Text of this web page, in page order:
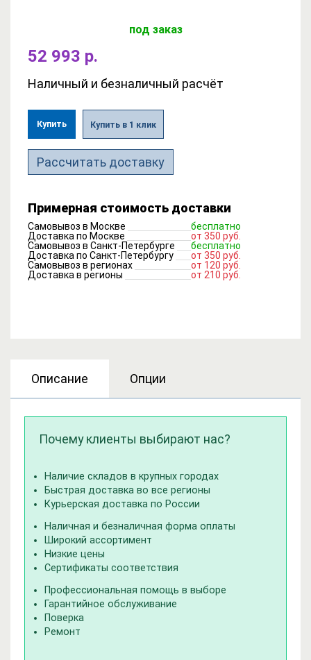
под заказ
52 993 р.
Наличный и безналичный расчёт
Купить Купить в 1 клик
Рассчитать доставку
Примерная стоимость доставки
Самовывоз в Москве
бесплатно
Доставка по Москве
от 350 руб.
Самовывоз в Санкт-Петербурге
бесплатно
Доставка по Санкт-Петербургу
от 350 руб.
Самовывоз в регионах
от 120 руб.
Доставка в регионы
от 210 руб.
Описание Опции
Почему клиенты выбирают нас?
Наличие складов в крупных городах
Быстрая доставка во все регионы
Курьерская доставка по России
Наличная и безналичная форма оплаты
Широкий ассортимент
Низкие цены
Сертификаты соответствия
Профессиональная помощь в выборе
Гарантийное обслуживание
Поверка
Ремонт